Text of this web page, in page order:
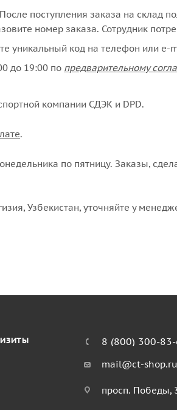
поступления заказа на склад
номер заказа. Сотрудник
уникальный код на телефон или e-
до 19:00 по предварительному
компании СДЭК и DPD.
.
по пятницу. Заказы,
Узбекистан, уточняйте у
8 (800) 300-
mail@ct-shop.ru
просп. Победы,